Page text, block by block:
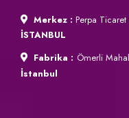
Merkez : Perpa
İSTANBUL
Fabrika : Ömerli
İstanbul